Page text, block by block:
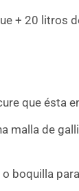
+ 20 litros
que ésta
malla de
boquilla